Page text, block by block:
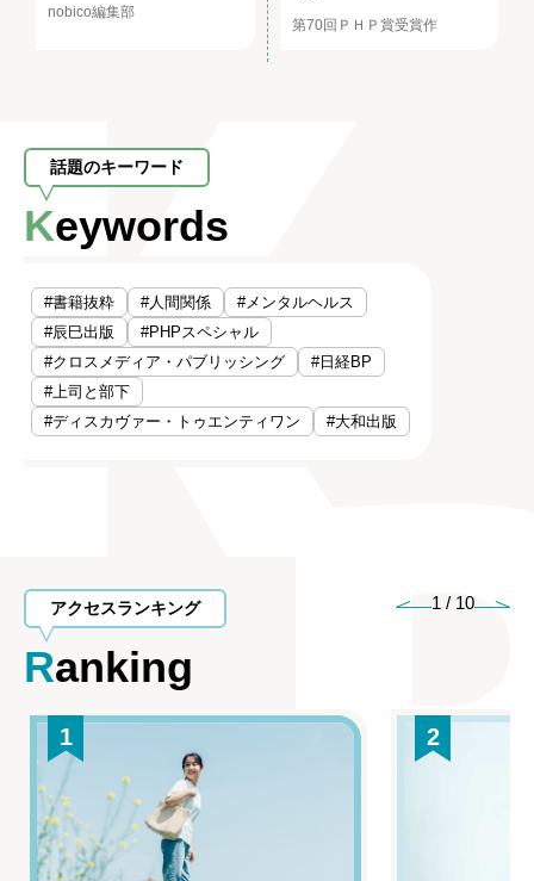
nobico編集部
第70回ＰＨＰ賞受賞作
話題のキーワード
Keywords
#書籍抜粋 #人間関係
#メンタルヘルス
#辰巳出版
#PHPスペシャル
#クロスメディア・パブリッシング
#日経BP
#上司と部下
#ディスカヴァー・トゥエンティワン
#大和出版
アクセスランキング
Ranking
1 / 10
1 2